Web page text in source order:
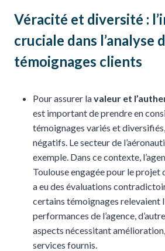
Véracité et diversité :
cruciale dans l’analyse
témoignages clients
Pour assurer lavaleur et
est important de prendre en
témoignages variés et
négatifs. Le secteur de
exemple. Dans ce contexte,
Toulouse engagée pour le projet
a eu des évaluations
certains témoignages relevaient
performances de l’agence,
aspects nécessitant
services fournis.